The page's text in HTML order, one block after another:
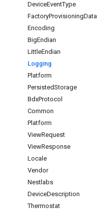
DeviceEventType
FactoryProvisioningData
Encoding
BigEndian
LittleEndian
Logging
Platform
PersistedStorage
BdxProtocol
Common
Platform
ViewRequest
ViewResponse
Locale
Vendor
Nestlabs
DeviceDescription
Thermostat